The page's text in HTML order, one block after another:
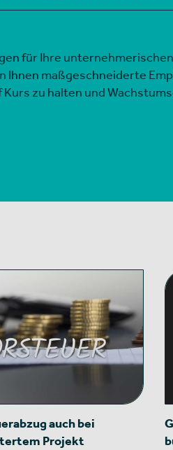
für Ihre
maßgeschneiderte
zu halten und
auch bei
Projekt